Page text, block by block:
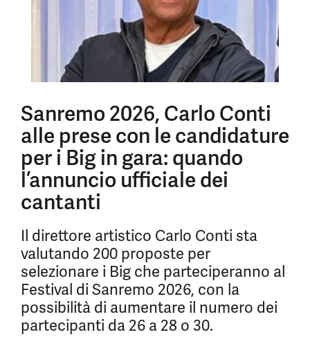
Sanremo 2026, Carlo Conti
alle prese con le candidature
per i Big in gara: quando
l’annuncio ufficiale dei
cantanti
Il direttore artistico Carlo Conti sta
valutando 200 proposte per
selezionare i Big che parteciperanno al
Festival di Sanremo 2026, con la
possibilità di aumentare il numero dei
partecipanti da 26 a 28 o 30.